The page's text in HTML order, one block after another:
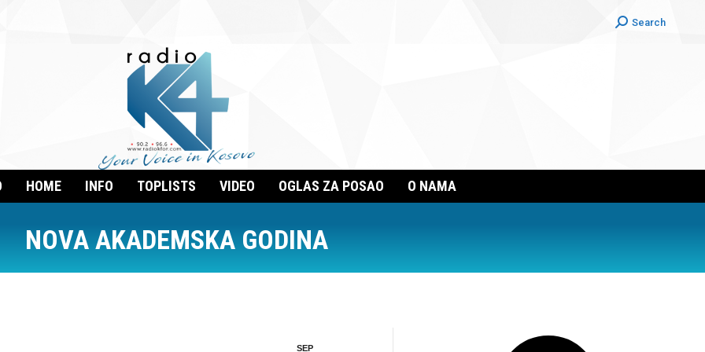
Search:
Search
HOME INFO TOPLISTS VIDEO OGLAS ZA POSAO O NAMA
NOVA AKADEMSKA GODINA
SEP